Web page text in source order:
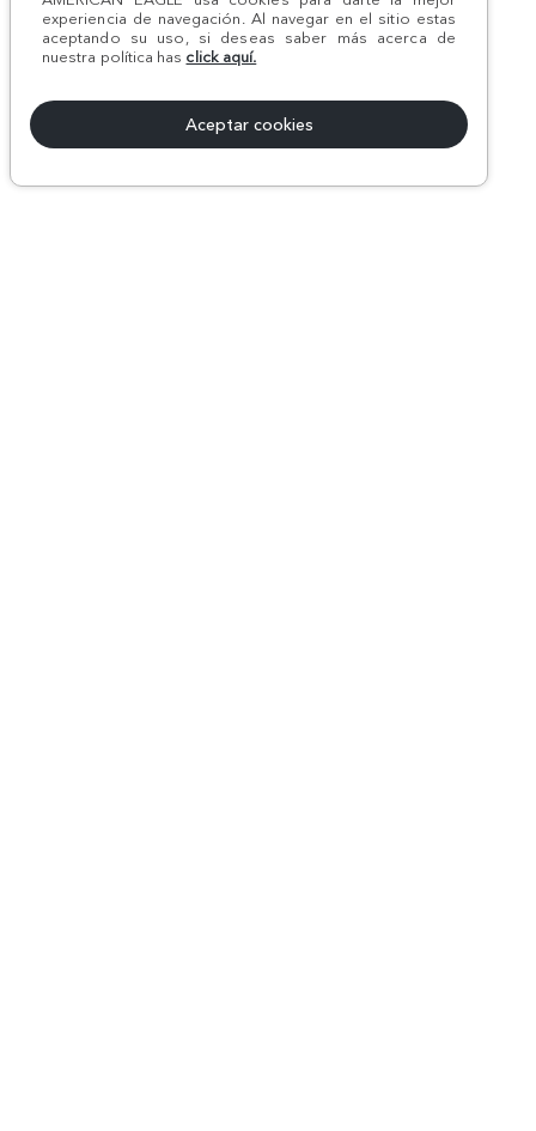
experiencia de navegación. Al navegar en el sitio estas
aceptando su uso, si deseas saber más acerca de
nuestra política has click aquí.
Aceptar cookies